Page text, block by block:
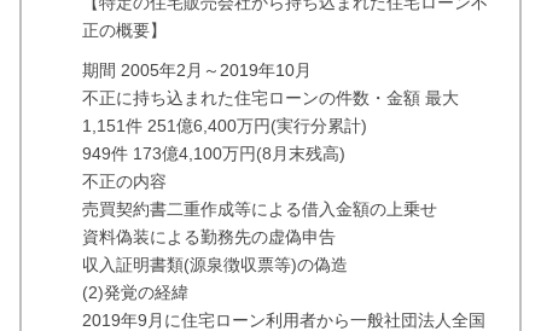
正の概要】
期間 2005年2月～2019年10月
不正に持ち込まれた住宅ローンの件数・金額 最大
1,151件 251億6,400万円(実行分累計)
949件 173億4,100万円(8月末残高)
不正の内容
売買契約書二重作成等による借入金額の上乗せ
資料偽装による勤務先の虚偽申告
収入証明書類(源泉徴収票等)の偽造
(2)発覚の経緯
2019年9月に住宅ローン利用者から一般社団法人全国